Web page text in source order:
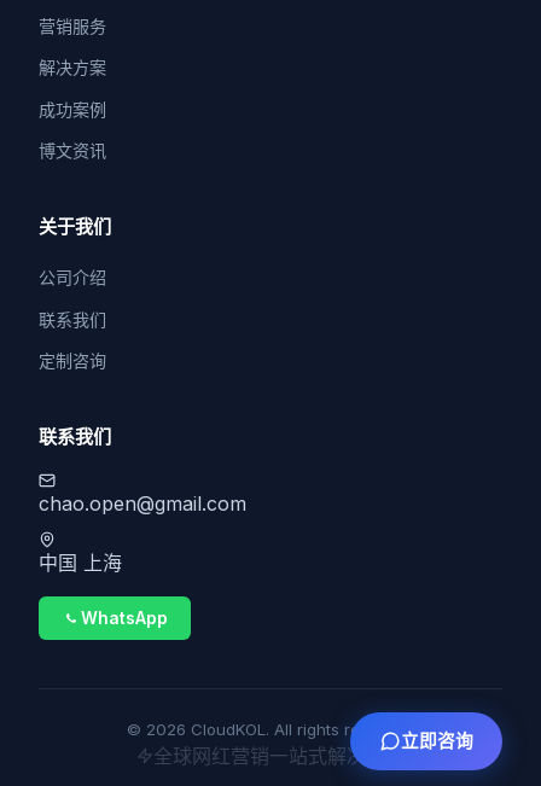
营销服务
解决方案
成功案例
博文资讯
关于我们
公司介绍
联系我们
定制咨询
联系我们
chao.open@gmail.com
中国 上海
WhatsApp
© 2026 CloudKOL. All rights reserved.
全球网红营销一站式解决方案
立即咨询